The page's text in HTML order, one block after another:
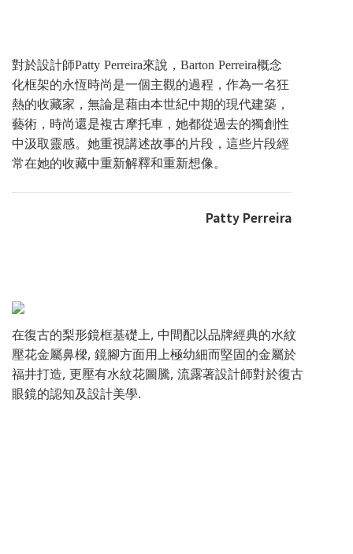
對於設計師Patty Perreira來說，Barton Perreira概念
化框架的永恆時尚是一個主觀的過程，作為一名狂
熱的收藏家，無論是藉由本世紀中期的現代建築，
藝術，時尚還是複古摩托車，她都從過去的獨創性
中汲取靈感。她重視講述故事的片段，這些片段經
常在她的收藏中重新解釋和重新想像。
Patty Perreira
在復古的梨形鏡框基礎上, 中間配以品牌經典的水紋
壓花金屬鼻樑, 鏡腳方面用上極幼細而堅固的金屬於
福井打造, 更壓有水紋花圖騰, 流露著設計師對於復古
眼鏡的認知及設計美學.